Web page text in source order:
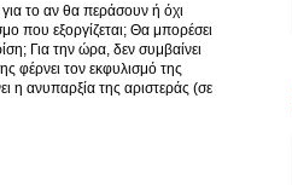
το αν θα περάσουν ή όχι
που εξοργίζεται; Θα μπορέσει
Για την ώρα, δεν συμβαίνει
φέρνει τον εκφυλισμό της
η ανυπαρξία της αριστεράς (σε